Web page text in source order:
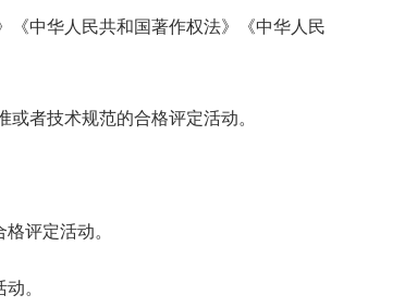
《中华人民共和国著作权法》《中华人民
者技术规范的合格评定活动。
评定活动。
。